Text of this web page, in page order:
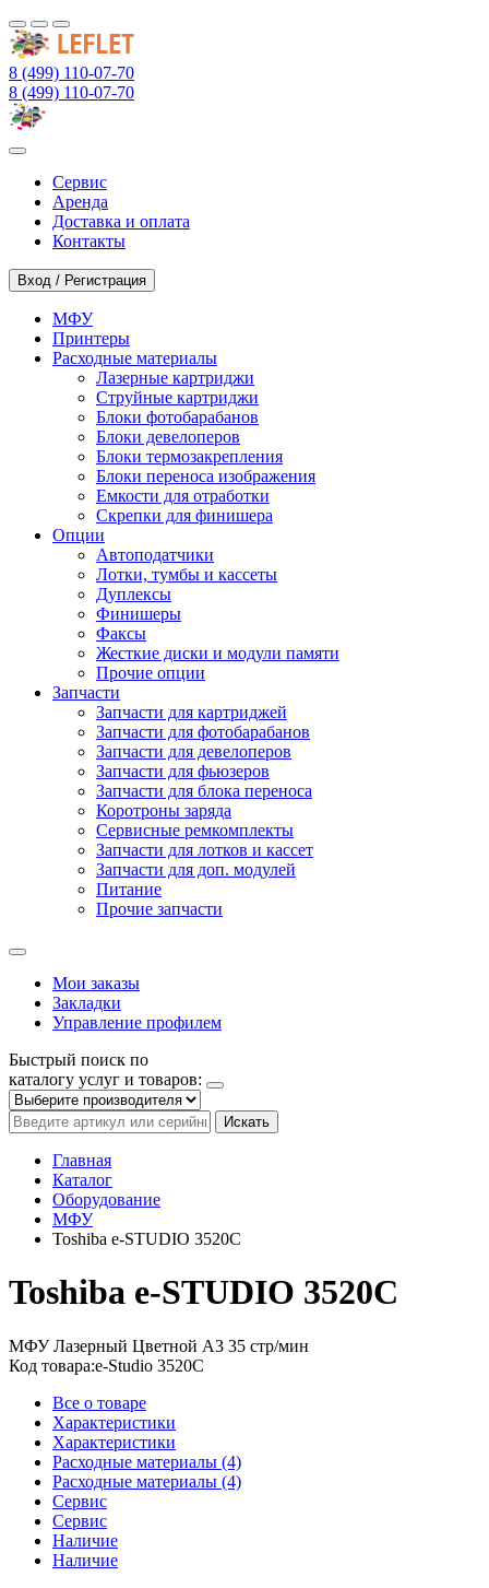
8 (499) 110-07-70
8 (499) 110-07-70
Сервис
Аренда
Доставка и оплата
Контакты
Вход / Регистрация
МФУ
Принтеры
Расходные материалы
Лазерные картриджи
Струйные картриджи
Блоки фотобарабанов
Блоки девелоперов
Блоки термозакрепления
Блоки переноса изображения
Емкости для отработки
Скрепки для финишера
Опции
Автоподатчики
Лотки, тумбы и кассеты
Дуплексы
Финишеры
Факсы
Жесткие диски и модули памяти
Прочие опции
Запчасти
Запчасти для картриджей
Запчасти для фотобарабанов
Запчасти для девелоперов
Запчасти для фьюзеров
Запчасти для блока переноса
Коротроны заряда
Сервисные ремкомплекты
Запчасти для лотков и кассет
Запчасти для доп. модулей
Питание
Прочие запчасти
Мои заказы
Закладки
Управление профилем
Быстрый поиск по
каталогу услуг и товаров:
Искать
Главная
Каталог
Оборудование
МФУ
Toshiba e-STUDIO 3520C
Toshiba e-STUDIO 3520C
МФУ Лазерный Цветной A3 35 стр/мин
Код товара:e-Studio 3520C
Все о товаре
Характеристики
Характеристики
Расходные материалы (4)
Расходные материалы (4)
Сервис
Сервис
Наличие
Наличие